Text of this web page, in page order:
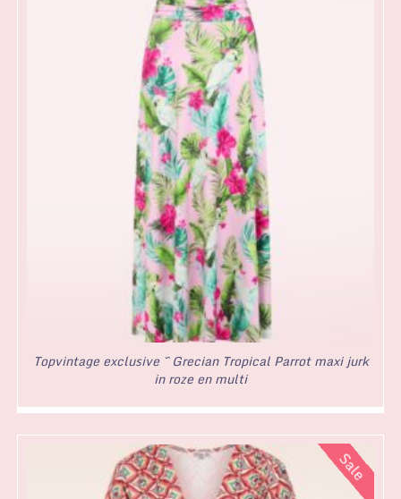
Topvintage exclusive ~ Grecian Tropical Parrot maxi jurk
in roze en multi